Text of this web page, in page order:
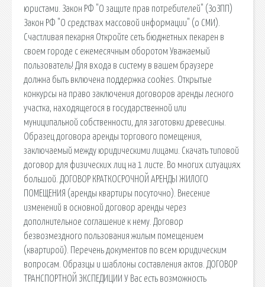
юристами. Закон РФ "О защите прав потребителей" (ЗоЗПП)
Закон РФ "О средствах массовой информации" (о СМИ).
Счастливая пекарня Откройте сеть бюджетных пекарен в
своем городе с ежемесячным оборотом Уважаемый
пользователь! Для входа в систему в вашем браузере
должна быть включена поддержка cookies. Открытые
конкурсы на право заключения договоров аренды лесного
участка, находящегося в государственной или
муниципальной собственности, для заготовки древесины.
Образец договора аренды торгового помещения,
заключаемый между юридическими лицами. Скачать типовой
договор для физических лиц на 1 листе. Во многих ситуациях
большой. ДОГОВОР КРАТКОСРОЧНОЙ АРЕНДЫ ЖИЛОГО
ПОМЕЩЕНИЯ (аренды квартиры посуточно). Внесение
изменений в основной договор аренды через
дополнительное соглашение к нему. Договор
безвозмездного пользования жилым помещением
(квартирой). Перечень документов по всем юридическим
вопросам. Образцы и шаблоны составления актов. ДОГОВОР
ТРАНСПОРТНОЙ ЭКСПЕДИЦИИ У Вас есть возможность